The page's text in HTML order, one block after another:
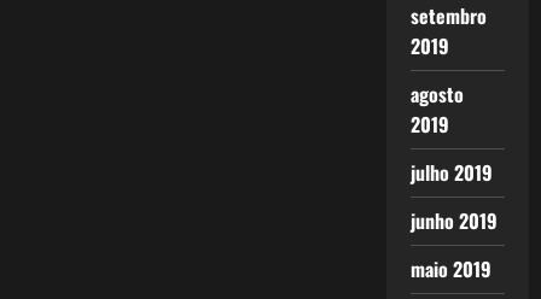
setembro
2019
agosto
2019
julho 2019
junho 2019
maio 2019